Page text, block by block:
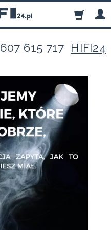
607 615 717 HIFI24